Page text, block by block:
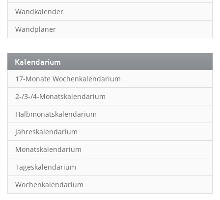
Inspiration & Spiritualität
Kinderkalender
Kunst
Länder & Städte
Landschaft & Natur
Lifestyle
Literatur
Manga & Animé
Neutrale Kalender
Partner- & Wandplaner
Planung & Organisation
Wandkalender
Wandplaner
Kalendarium
17-Monate Wochenkalendarium
2-/3-/4-Monatskalendarium
Halbmonatskalendarium
Jahreskalendarium
Monatskalendarium
Tageskalendarium
Wochenkalendarium